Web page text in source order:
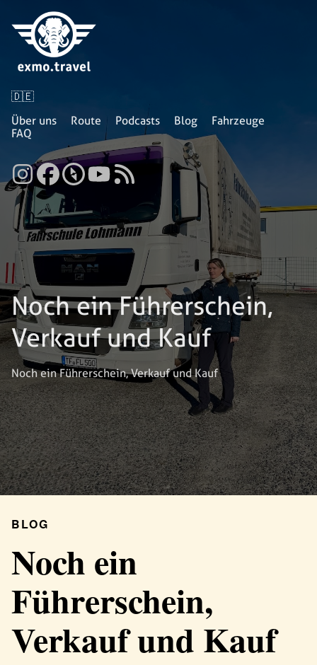
🇩🇪
Über uns
Route Podcasts Blog
Fahrzeuge
FAQ
Noch ein Führerschein,
Verkauf und Kauf
Noch ein Führerschein, Verkauf und Kauf
BLOG
Noch ein
Führerschein,
Verkauf und Kauf